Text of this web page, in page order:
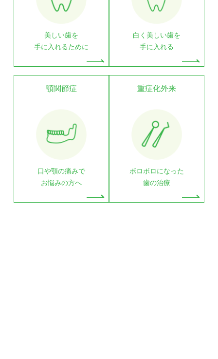
美しい歯を
手に入れるために
白く美しい歯を
手に入れる
顎関節症
口や顎の痛みで
お悩みの方へ
重症化外来
ボロボロになった
歯の治療